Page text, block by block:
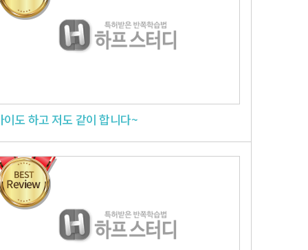
이도 하고 저도 같이 합니다~